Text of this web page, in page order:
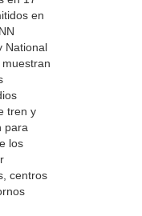
en
National
tren y
para
los
centros